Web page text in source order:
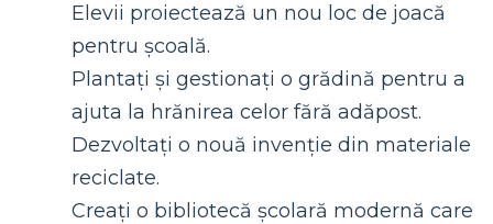
Elevii proiectează un nou loc de joacă
pentru școală.
Plantați și gestionați o grădină pentru a
ajuta la hrănirea celor fără adăpost.
Dezvoltați o nouă invenție din materiale
reciclate.
Creați o bibliotecă școlară modernă care